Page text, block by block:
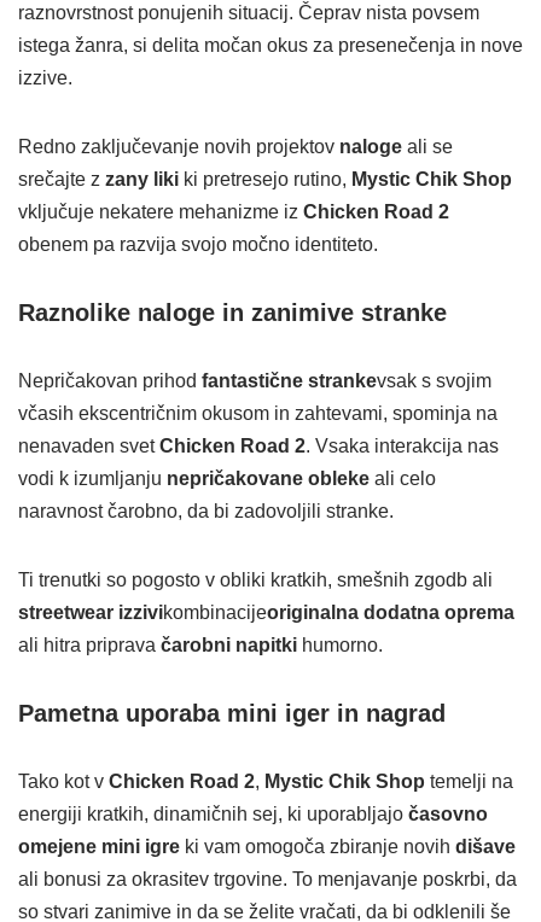
raznovrstnost ponujenih situacij. Čeprav nista povsem
istega žanra, si delita močan okus za presenečenja in nove
izzive.
Redno zaključevanje novih projektov naloge ali se
srečajte z zany liki ki pretresejo rutino, Mystic Chik Shop
vključuje nekatere mehanizme iz Chicken Road 2
obenem pa razvija svojo močno identiteto.
Raznolike naloge in zanimive stranke
Nepričakovan prihod fantastične strankevsak s svojim
včasih ekscentričnim okusom in zahtevami, spominja na
nenavaden svetChicken Road 2. Vsaka interakcija nas
vodi k izumljanju nepričakovane obleke ali celo
naravnost čarobno, da bi zadovoljili stranke.
Ti trenutki so pogosto v obliki kratkih, smešnih zgodb ali
streetwear izzivikombinacijeoriginalna dodatna oprema
ali hitra priprava čarobni napitki humorno.
Pametna uporaba mini iger in nagrad
Tako kot v Chicken Road 2, Mystic Chik Shop temelji na
energiji kratkih, dinamičnih sej, ki uporabljajo časovno
omejene mini igre ki vam omogoča zbiranje novih dišave
ali bonusi za okrasitev trgovine. To menjavanje poskrbi, da
so stvari zanimive in da se želite vračati, da bi odklenili še